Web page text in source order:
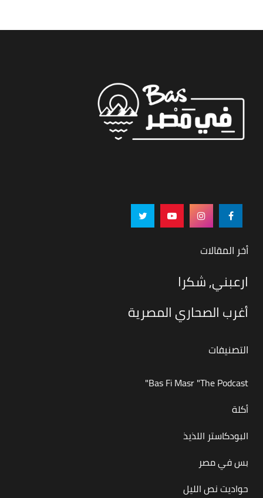
أخر المقالات
ارعبني, شكرا
أغرب الصحاري المصرية
التصنيفات
Bas Fi Masr "The Podcast"
أكلة
البودكاستر اللذيذ
بس في مصر
حواديت نص الليل